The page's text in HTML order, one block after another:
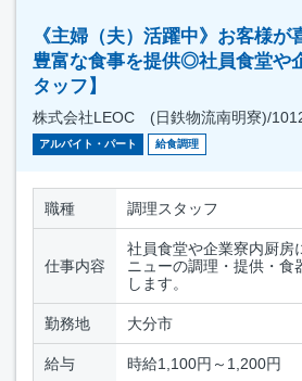
《主婦（夫）活躍中》お客様が
豊富な食事を提供◎社員食堂や
タッフ】
株式会社LEOC (日鉄物流南明寮)/
アルバイト・パート 給食調理
職種 調理スタッフ
仕事内容
社員食堂や企業寮内厨房
ニューの調理・提供・食
します。
勤務地 大分市
給与 時給1,100円～1,200円